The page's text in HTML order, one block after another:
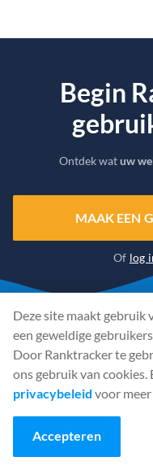
Begin
Ontdek watuw
MAAK EEN
Of log
Deze site maakt gebruik
een geweldige
Door Ranktracker te
ons gebruik van cookies.
privacybeleid voor
Accepteren